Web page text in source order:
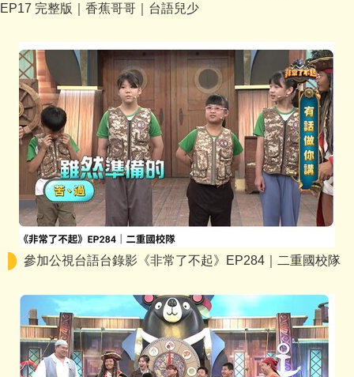
EP17 完整版｜香蕉哥哥｜台語兒少
參加公視台語台錄影《非常了不起》EP284｜二重國校隊